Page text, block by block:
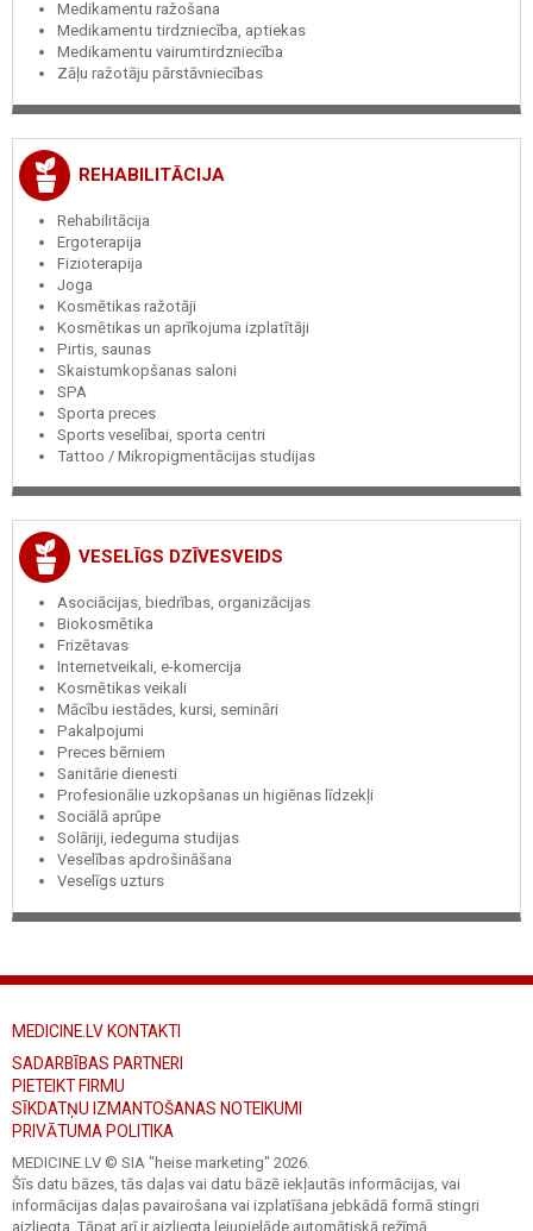
Medikamentu ražošana
Medikamentu tirdzniecība, aptiekas
Medikamentu vairumtirdzniecība
Zāļu ražotāju pārstāvniecības
REHABILITĀCIJA
Rehabilitācija
Ergoterapija
Fizioterapija
Joga
Kosmētikas ražotāji
Kosmētikas un aprīkojuma izplatītāji
Pirtis, saunas
Skaistumkopšanas saloni
SPA
Sporta preces
Sports veselībai, sporta centri
Tattoo / Mikropigmentācijas studijas
VESELĪGS DZĪVESVEIDS
Asociācijas, biedrības, organizācijas
Biokosmētika
Frizētavas
Internetveikali, e-komercija
Kosmētikas veikali
Mācību iestādes, kursi, semināri
Pakalpojumi
Preces bērniem
Sanitārie dienesti
Profesionālie uzkopšanas un higiēnas līdzekļi
Sociālā aprūpe
Solāriji, iedeguma studijas
Veselības apdrošināšana
Veselīgs uzturs
MEDICINE.LV KONTAKTI
SADARBĪBAS PARTNERI
PIETEIKT FIRMU
SĪKDATŅU IZMANTOŠANAS NOTEIKUMI
PRIVĀTUMA POLITIKA
MEDICINE.LV © SIA "heise marketing" 2026.
Šīs datu bāzes, tās daļas vai datu bāzē iekļautās informācijas, vai
informācijas daļas pavairošana vai izplatīšana jebkādā formā stingri
aizliegta. Tāpat arī ir aizliegta lejupielāde automātiskā režīmā.